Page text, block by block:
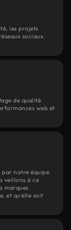
les projets
sociaux.
de qualité
web et
par notre équipe
veillons à ce
marques
et qu'elle soit